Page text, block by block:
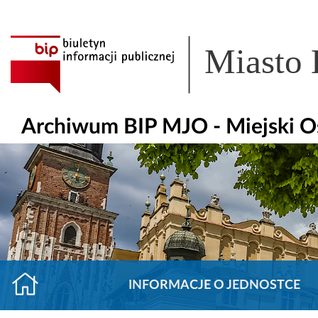
Miasto
Archiwum BIP MJO - Miejski
INFORMACJE O JEDNOSTCE